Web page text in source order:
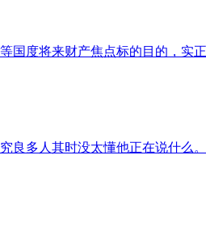
国度将来财产焦点标的目的，实
良多人其时没太懂他正在说什